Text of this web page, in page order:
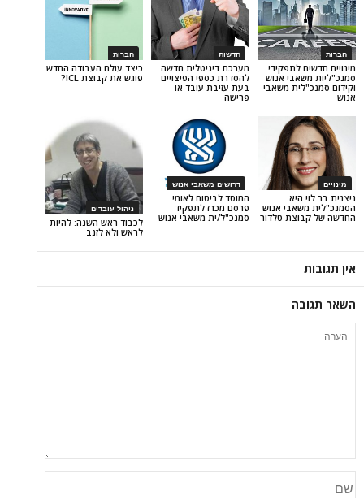
חברות
כיצד עולם העבודה החדש
פוגש את קבוצת ICL?
חדשות
מערכת דיגיטלית חדשה
להסדרת כספי הפיצויים
בעת עזיבת עובד או
אנוש
משאבי
ניהול עובדים
לכבוד ראש השנה: להיות
דרושים משאבי אנוש
המוסד לביטוח לאומי
פרסם מכרז לתפקיד
סמנכ"ל/ית משאבי אנוש
אנוש
טלדור